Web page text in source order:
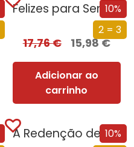
10%
2 = 3
Felizes para Sempre
17,76€ 15,98€
Adicionar ao
carrinho
10%
A Redenção de Gabriel